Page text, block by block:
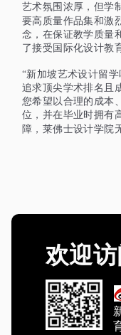
艺术氛围浓厚，但学
要高质量作品集和激
念，在保证教学质量
了接受国际化设计教
“新加坡艺术设计留
追求顶尖学术排名且
您希望以合理的成本
位，并在毕业时拥有
障，莱佛士设计学院
欢迎